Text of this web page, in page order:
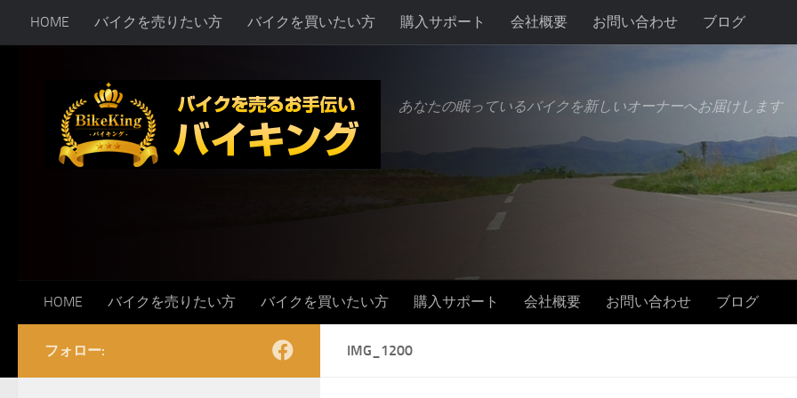
コンテンツへスキップ
HOME バイクを売りたい方 バイクを買いたい方 購入サポート 会社概要 お問い合わせ ブログ
あなたの眠っているバイクを新しいオーナーへお届けします
HOME バイクを売りたい方 バイクを買いたい方 購入サポート 会社概要 お問い合わせ ブログ
IMG_1200
フォロー: